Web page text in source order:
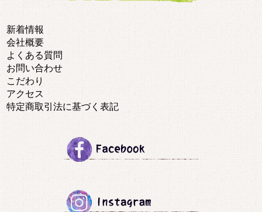
新着情報
会社概要
よくある質問
お問い合わせ
こだわり
アクセス
特定商取引法に基づく表記